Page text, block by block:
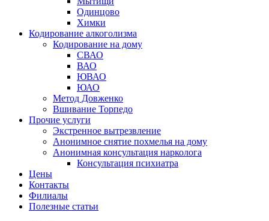
Одинцово
Химки
Кодирование алкоголизма
Кодирование на дому
СВАО
ВАО
ЮВАО
ЮАО
Метод Довженко
Вшивание Торпедо
Прочие услуги
Экстренное вытрезвление
Анонимное снятие похмелья на дому
Анонимная консультация нарколога
Консультация психиатра
Цены
Контакты
Филиалы
Полезные статьи